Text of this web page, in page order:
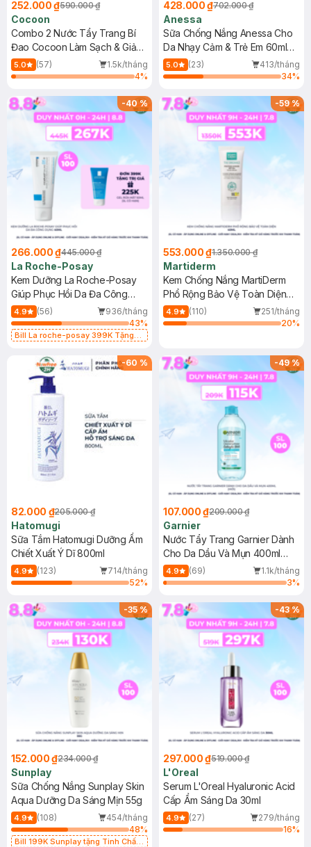
252.000 ₫590.000 ₫
Cocoon
Combo 2 Nước Tẩy Trang Bí
Đao Cocoon Làm Sạch & Giảm
Dầu 500ml
5.0 (57)
1.5k/tháng
4%
428.000 ₫702.000 ₫
Anessa
Sữa Chống Nắng Anessa Cho
Da Nhạy Cảm & Trẻ Em 60ml
(Mới)
5.0 (23)
413/tháng
34%
-40%
266.000 ₫445.000 ₫
La Roche-Posay
Kem Dưỡng La Roche-Posay
Giúp Phục Hồi Da Đa Công
Dụng 40ml
4.9 (56)
936/tháng
43%
Bill La roche-posay 399K Tặng
(SL có hạn)
-59%
553.000 ₫1.350.000 ₫
Martiderm
Kem Chống Nắng MartiDerm
Phổ Rộng Bảo Vệ Toàn Diện
40ml
4.9 (110)
251/tháng
20%
-60 %
82.000 ₫205.000 ₫
Hatomugi
Sữa Tắm Hatomugi Dưỡng Ẩm
Chiết Xuất Ý Dĩ 800ml
4.9 (123)
714/tháng
52%
-49%
107.000 ₫209.000 ₫
Garnier
Nước Tẩy Trang Garnier Dành
Cho Da Dầu Và Mụn 400ml
(Mới)
4.9 (69)
1.1k/tháng
3%
-35%
152.000 ₫234.000 ₫
Sunplay
Sữa Chống Nắng Sunplay Skin
Aqua Dưỡng Da Sáng Mịn 55g
4.9 (108)
454/tháng
48%
Bill 199K Sunplay tặng Tinh Chất
-43%
297.000 ₫519.000 ₫
L'Oreal
Serum L'Oreal Hyaluronic Acid
Cấp Ẩm Sáng Da 30ml
4.9 (27)
279/tháng
16%